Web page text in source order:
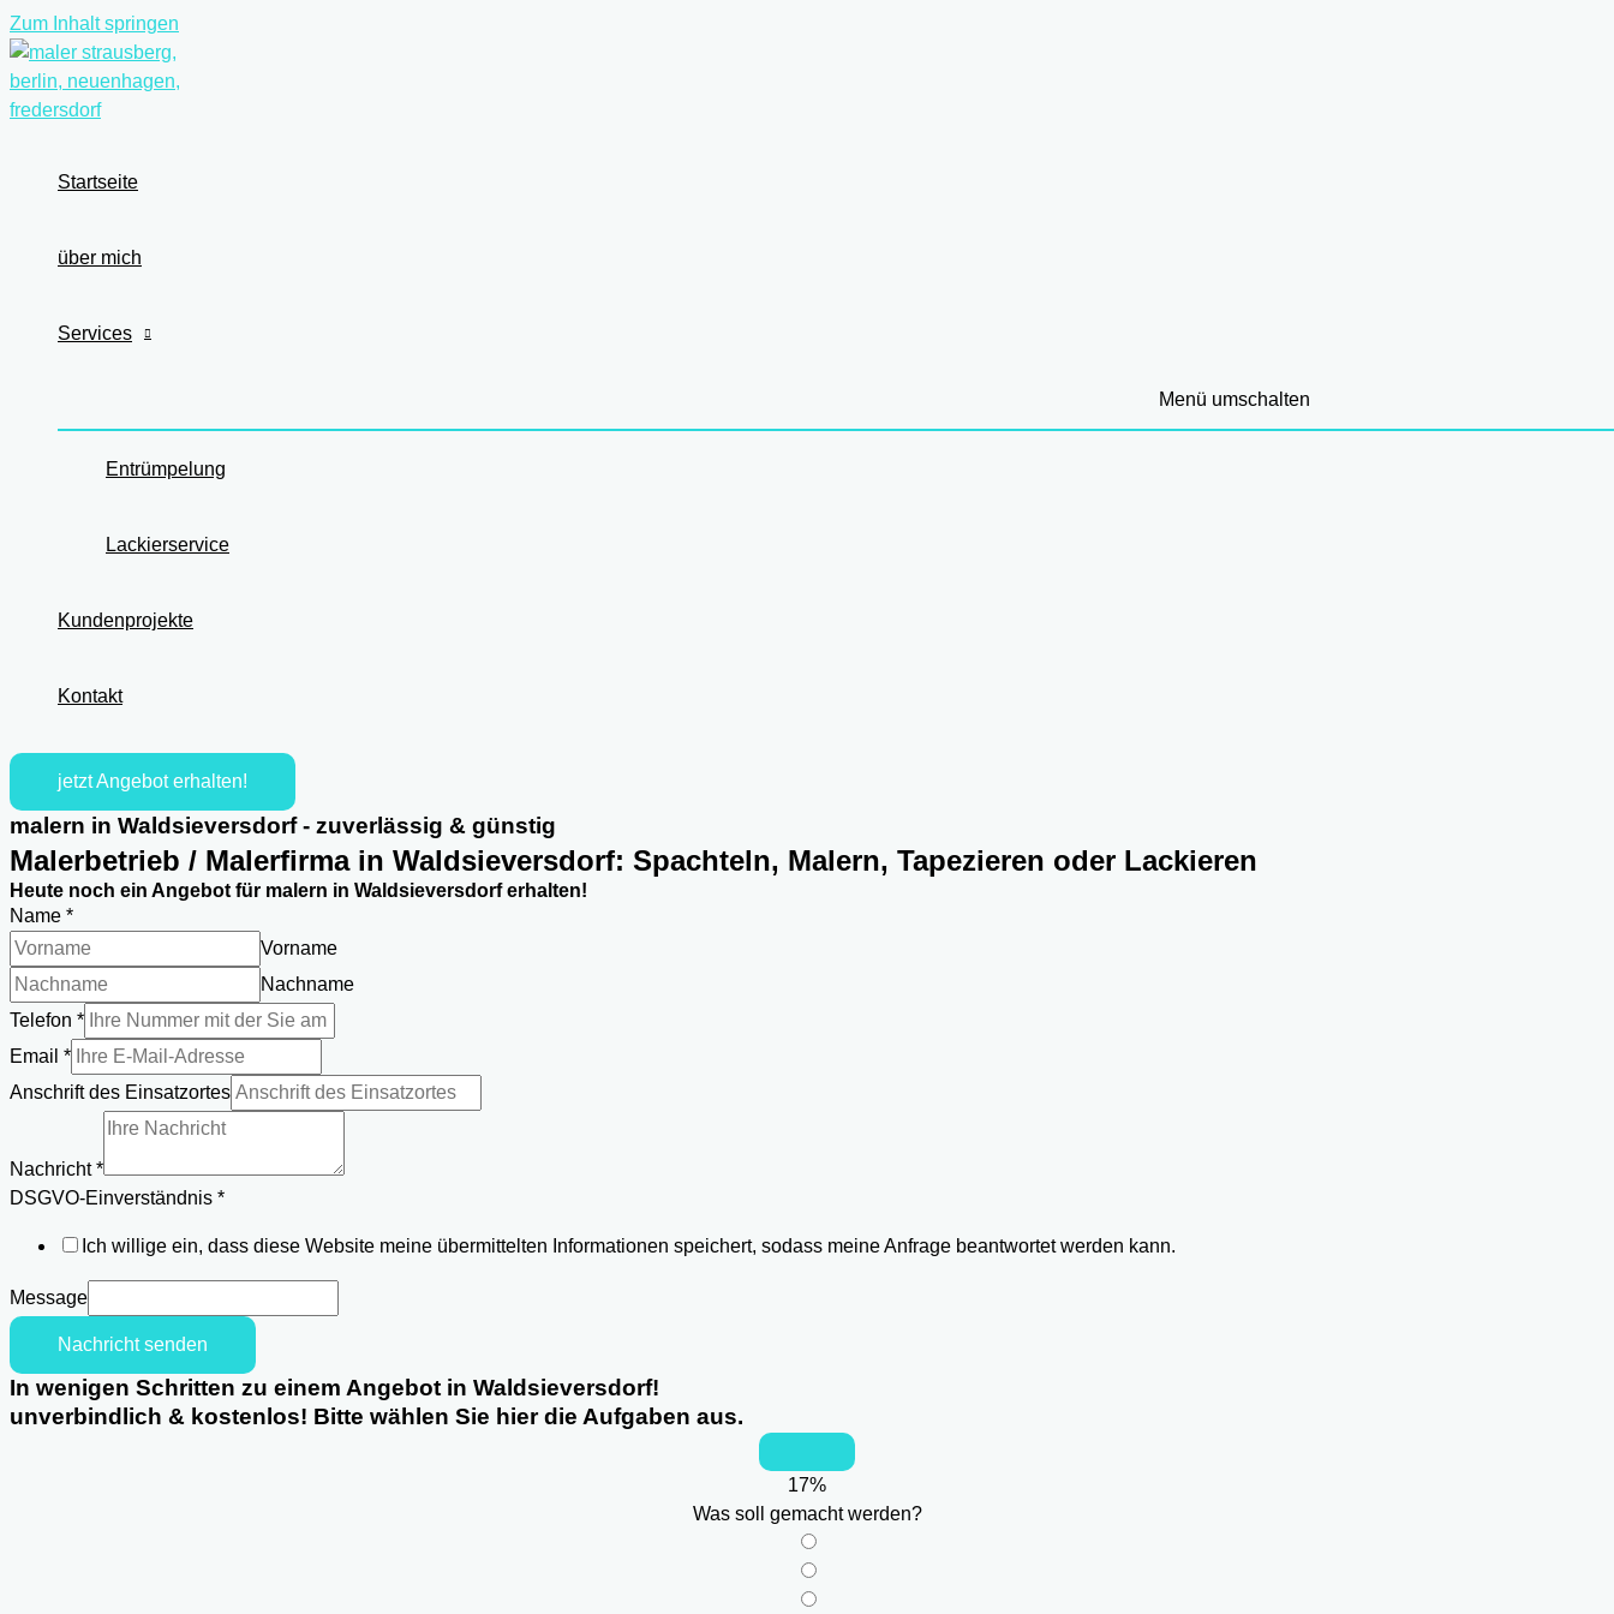
Zum Inhalt springen
Startseite
über mich
Services
Menü umschalten
Entrümpelung
Lackierservice
Kundenprojekte
Kontakt
jetzt Angebot erhalten!
malern in Waldsieversdorf - zuverlässig & günstig
Malerbetrieb / Malerfirma in Waldsieversdorf: Spachteln, Malern, Tapezieren oder Lackieren
Heute noch ein Angebot für malern in Waldsieversdorf erhalten!
Name *
Vorname
Nachname
Telefon *
Email *
Anschrift des Einsatzortes
Einsatzortes
Nachricht*
DSGVO-Einverständnis *
Ich willige ein, dass diese Website meine übermittelten Informationen speichert, sodass meine Anfrage beantwortet werden kann.
Message
Nachricht senden
In wenigen Schritten zu einem Angebot in Waldsieversdorf!
unverbindlich & kostenlos! Bitte wählen Sie hier die Aufgaben aus.
17%
Was soll gemacht werden?